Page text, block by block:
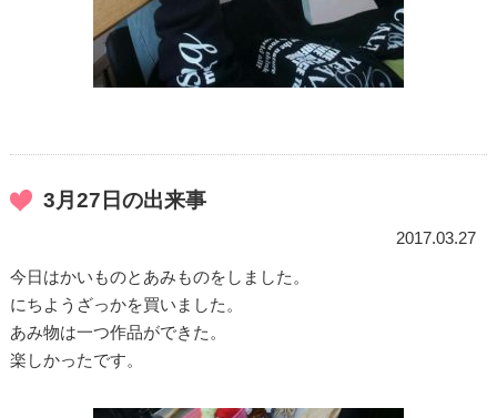
3月27日の出来事
2017.03.27
今日はかいものとあみものをしました。
にちようざっかを買いました。
あみ物は一つ作品ができた。
楽しかったです。